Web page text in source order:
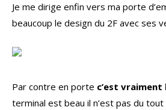
Je me dirige enfin vers ma porte
beaucoup le design du 2F avec ses
Par contre en porte c’est vraiment
terminal est beau il n’est pas du